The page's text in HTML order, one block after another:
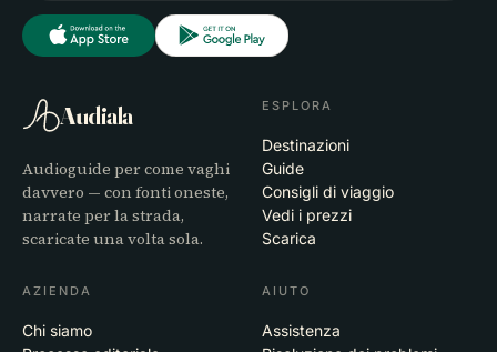
Audiala
Audioguide per come vaghi
davvero — con fonti oneste,
narrate per la strada,
scaricate una volta sola.
ESPLORA
Destinazioni
Guide
Consigli di viaggio
Vedi i prezzi
Scarica
AZIENDA
Chi siamo
AIUTO
Assistenza